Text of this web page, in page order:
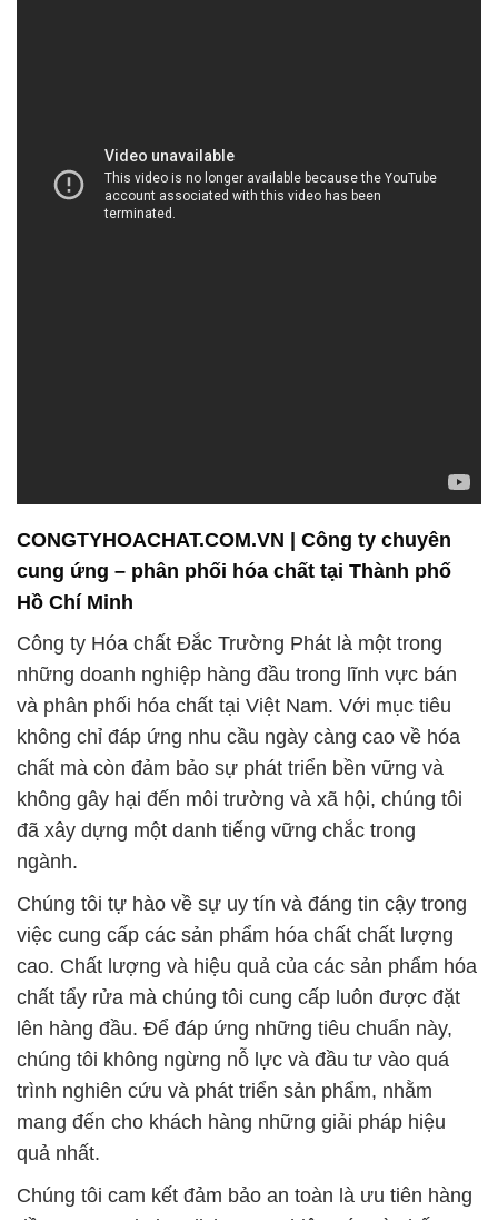
không gây hại đến môi trường và xã hội, chúng tôi
đã xây dựng một danh tiếng vững chắc trong
ngành.
Chúng tôi tự hào về sự uy tín và đáng tin cậy trong
việc cung cấp các sản phẩm hóa chất chất lượng
cao. Chất lượng và hiệu quả của các sản phẩm hóa
chất tẩy rửa mà chúng tôi cung cấp luôn được đặt
lên hàng đầu. Để đáp ứng những tiêu chuẩn này,
chúng tôi không ngừng nỗ lực và đầu tư vào quá
trình nghiên cứu và phát triển sản phẩm, nhằm
mang đến cho khách hàng những giải pháp hiệu
quả nhất.
Chúng tôi cam kết đảm bảo an toàn là ưu tiên hàng
đầu trong mọi giao dịch. Sự nghiêm túc và chất
lượng cao của chúng tôi đã làm cho Đắc Trường
Phát trở thành đối tác đáng tin cậy của nhiều doanh
nghiệp trong lĩnh vực thực phẩm tại Việt Nam.
Chúng tôi luôn đặt mục tiêu trở thành đối tác đáng
tin cậy của bạn trong việc cung cấp các sản phẩm
hóa chất tẩy rửa chất lượng và giá cả cạnh tranh.
Chúng tôi tự hào về việc đóng góp vào sự phát triển
của nhiều ngành công nghiệp khác nhau bằng cách